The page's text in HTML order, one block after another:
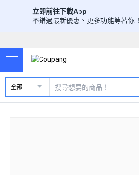
立即前往下載App
不錯過最新優惠、更多功能等著你！
全部